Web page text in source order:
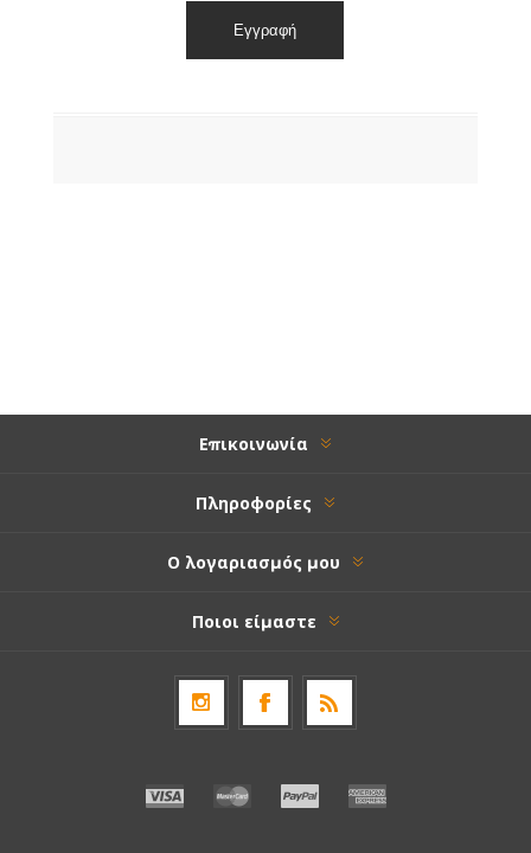
Επικοινωνία
Πληροφορίες
Ο λογαριασμός μου
Ποιοι είμαστε